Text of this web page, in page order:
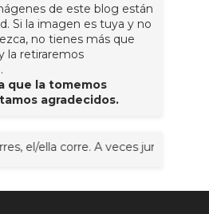
de este blog están
Si la imagen es tuya y no
no tienes más que
la retiraremos
que la tomemos
agradecidos.
corre. A veces juntos,